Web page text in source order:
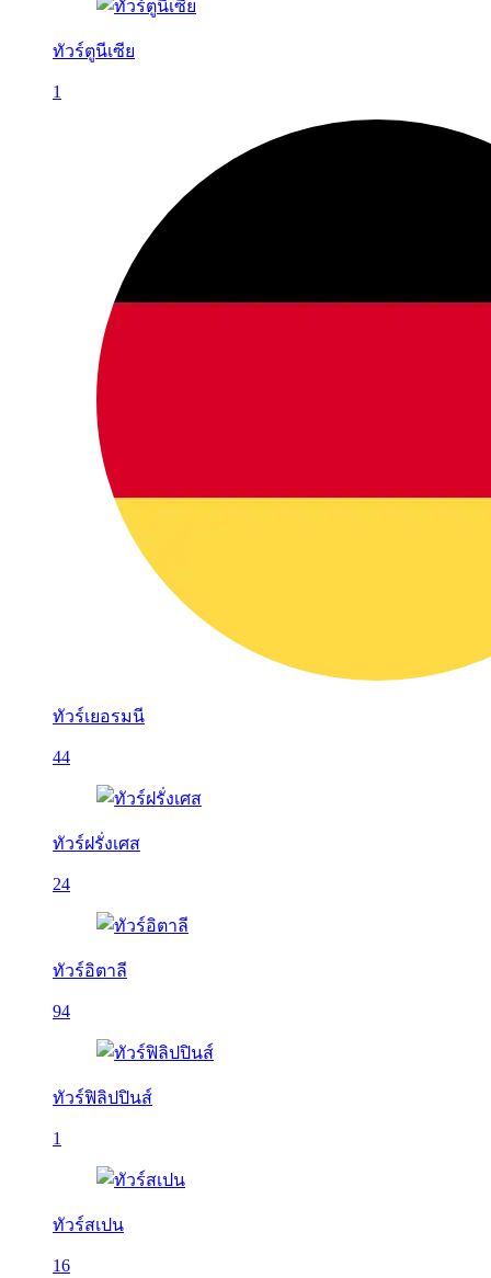
ทัวร์ตูนีเซีย
1
ทัวร์เยอรมนี
44
ทัวร์ฝรั่งเศส
24
ทัวร์อิตาลี
94
ทัวร์ฟิลิปปินส์
1
ทัวร์สเปน
16